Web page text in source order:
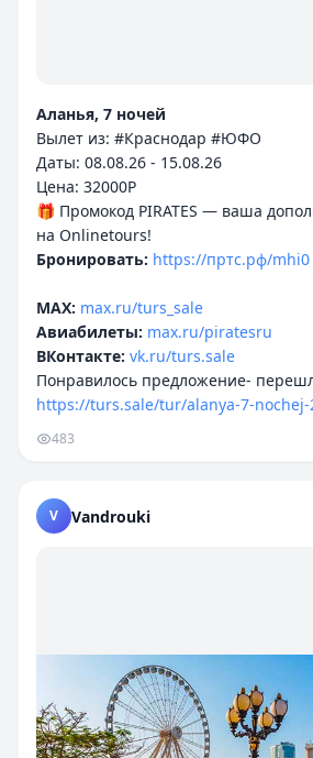
Аланья, 7 ночей
Вылет из: #Краснодар #ЮФО
Даты: 08.08.26 - 15.08.26
Цена: 32000P
🎁 Промокод PIRATES — ваша
Бронировать: https://пртс.рф/mhi0
MAX: max.ru/turs_sale
Авиабилеты: max.ru/piratesru
ВКонтакте: vk.ru/turs.sale
Понравилось предложение-
https://turs.sale/tur/alanya-7-nochej-
483
V Vandrouki